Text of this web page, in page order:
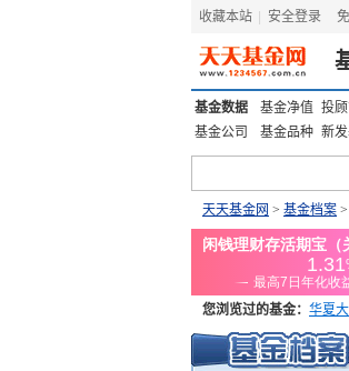
收藏本站 安全登录
基金数据 基金净值 投
基金公司
基金品种 新
天天基金网 > 基金档案
您浏览过的基金： 华夏
添富优势 华安宏利 上证